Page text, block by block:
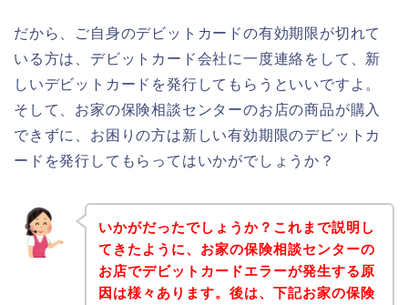
だから、ご自身のデビットカードの有効期限が切れて
いる方は、デビットカード会社に一度連絡をして、新
しいデビットカードを発行してもらうといいですよ。
そして、お家の保険相談センターのお店の商品が購入
できずに、お困りの方は新しい有効期限のデビットカ
ードを発行してもらってはいかがでしょうか？
いかがだったでしょうか？これまで説明し
てきたように、お家の保険相談センターの
お店でデビットカードエラーが発生する原
因は様々あります。後は、下記お家の保険